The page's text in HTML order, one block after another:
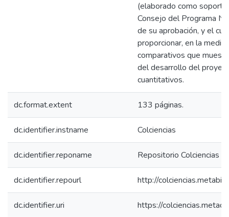
(elaborado como
Consejo del Programa
de su aprobación, y el
proporcionar, en la
comparativos que
del desarrollo del
cuantitativos.
dc.format.extent 133 páginas.
dc.identifier.instname Colciencias
dc.identifier.reponame Repositorio Colciencias
dc.identifier.repourl http://
dc.identifier.uri https://